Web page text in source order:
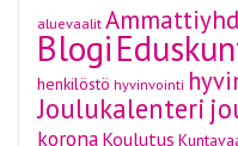
aluevaalit
Blogi
henkilöstö hyvinvointi
Joulukalenteri
korona Koulutus